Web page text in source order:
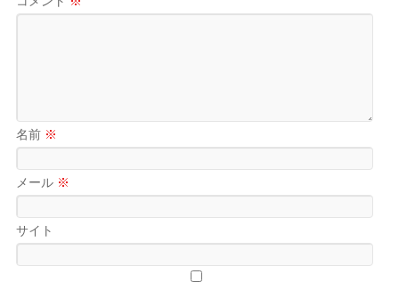
名前 ※
メール ※
サイト